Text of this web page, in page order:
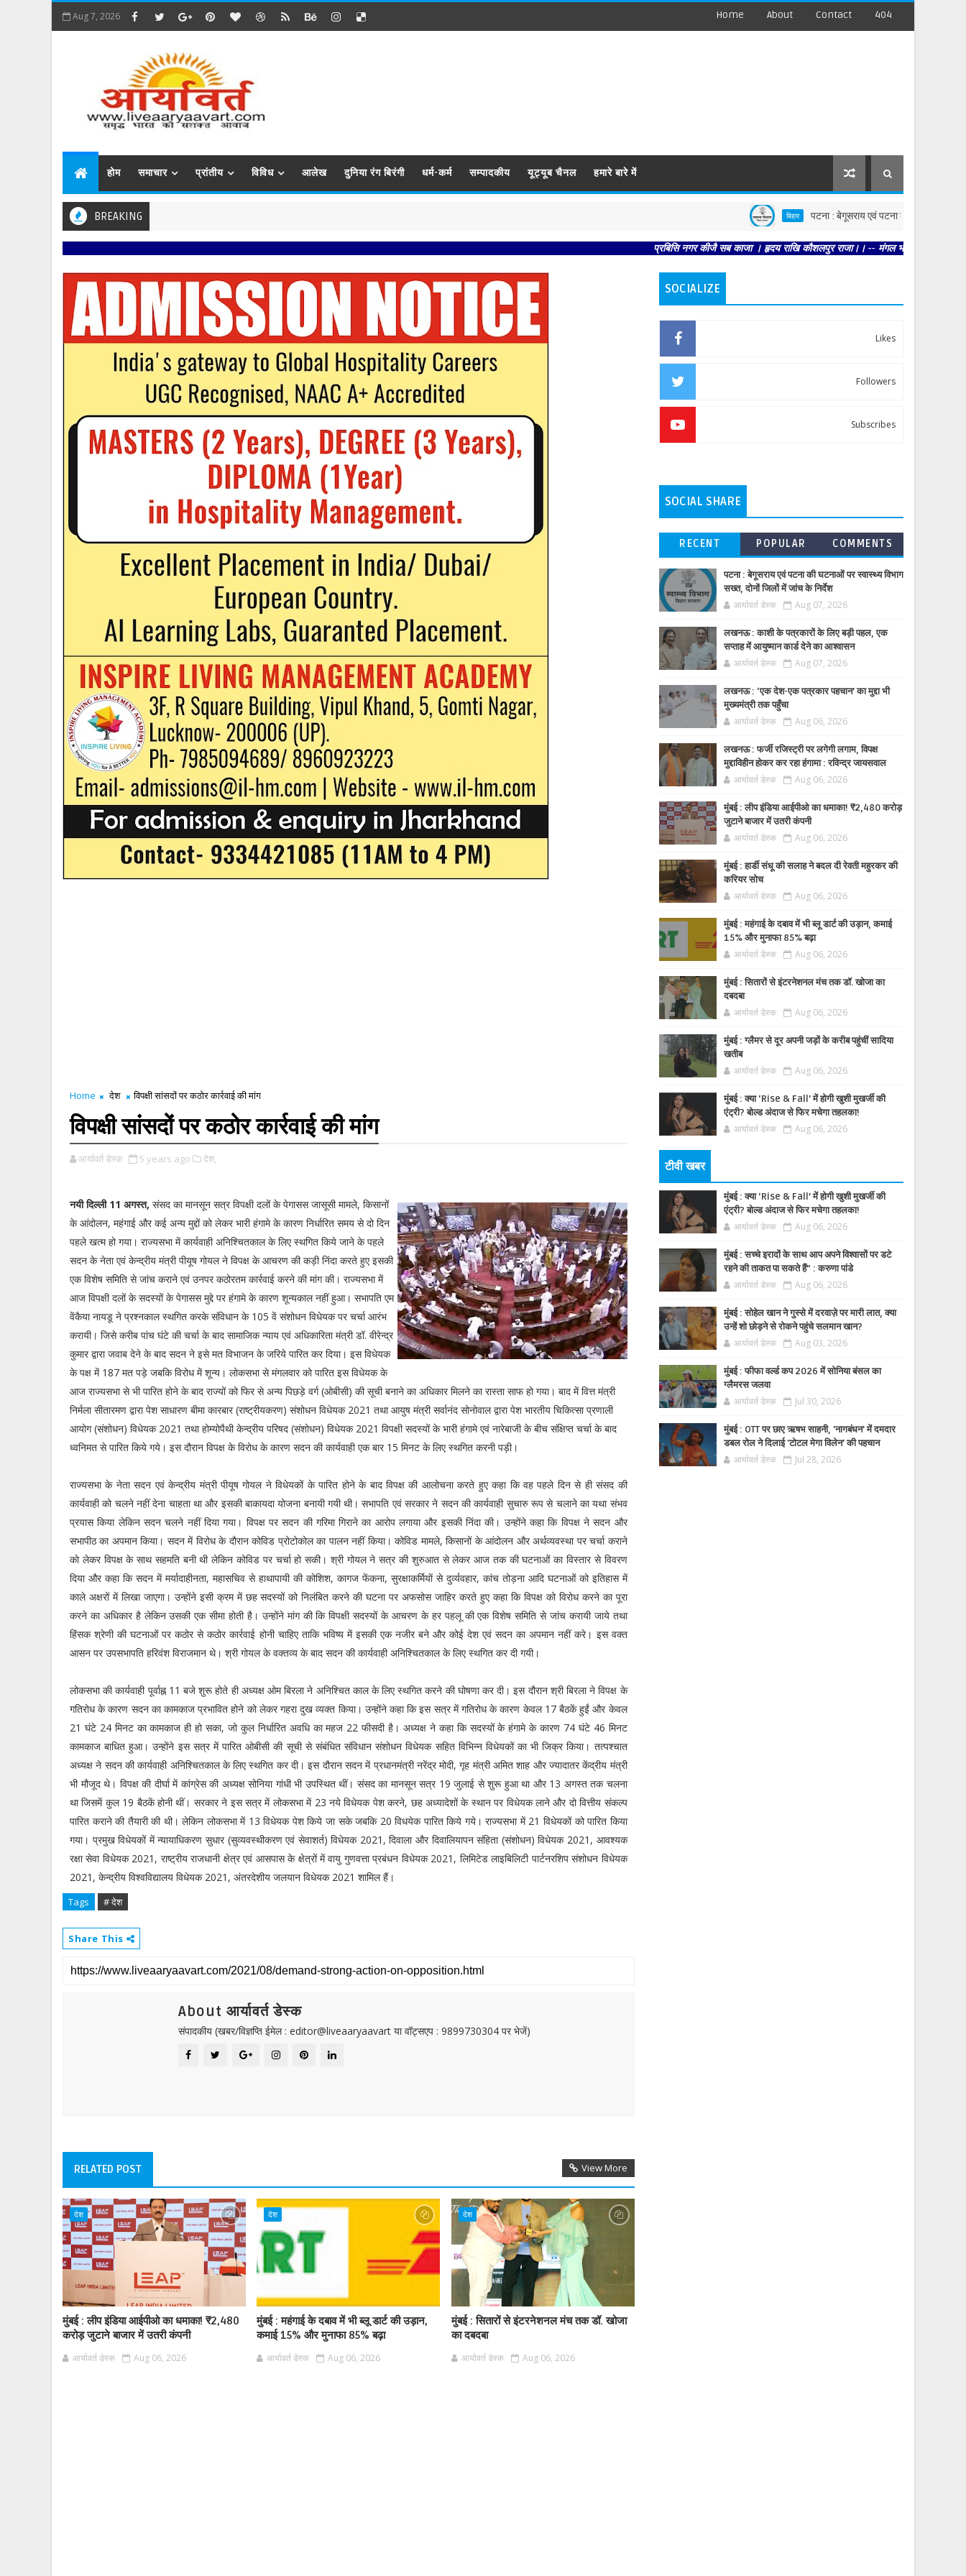
Aug 7, 2026 Home About Contact 404
होम समाचार प्रांतीय विविध आलेख दुनिया रंग बिरंगी धर्म-कर्म सम्पादकीय यूट्यूब चैनल हमारे बारे में
BREAKING बिहार पटना : बेगूसराय एवं पटना की घटनाओं पर स्वास्थ्य
प्रबिसि नगर कीजै सब काजा । हृदय राखि कौशलपुर राजा।। -- मंगल भवन अमंगल हारी। द्रवहु
Home देश विपक्षी सांसदों पर कठोर कार्रवाई की मांग
विपक्षी सांसदों पर कठोर कार्रवाई की मांग
आर्यावर्त डेस्क 5 years ago देश,
नयी दिल्ली 11 अगस्त, संसद का मानसून सत्र विपक्षी दलों के पेगासस जासूसी मामले, किसानों
के आंदोलन, महंगाई और कई अन्य मुद्दों को लेकर भारी हंगामे के कारण निर्धारित समय से दो दिन
पहले खत्म हो गया। राज्यसभा में कार्यवाही अनिश्चितकाल के लिए स्थगित किये जाने के पहले
सदन के नेता एवं केन्द्रीय मंत्री पीयूष गोयल ने विपक्ष के आचरण की कड़ी निंदा करते हुए इसकी
एक विशेष समिति से जांच कराने एवं उनपर कठोरतम कार्रवाई करने की मांग की। राज्यसभा में
आज विपक्षी दलों के सदस्यों के पेगासस मुद्दे पर हंगामे के कारण शून्यकाल नहीं हुआ। सभापति एम
वेंकैया नायडू ने प्रश्नकाल स्थगित करके संविधान के 105 वें संशोधन विधेयक पर चर्चा आरंभ
करायी। जिसे करीब पांच घंटे की चर्चा के बाद सामाजिक न्याय एवं अधिकारिता मंत्री डॉ. वीरेन्द्र
कुमार द्वारा जवाब देने के बाद सदन ने इसे मत विभाजन के जरिये पारित कर दिया। इस विधेयक
के पक्ष में 187 मत पड़े जबकि विरोध में शून्य। लोकसभा से मंगलवार को पारित इस विधेयक के
आज राज्यसभा से भी पारित होने के बाद राज्यों को फिर से अन्य पिछड़े वर्ग (ओबीसी) की सूची बनाने का अधिकार मिलने का रास्ता साफ हो गया। बाद में वित्त मंत्री
निर्मला सीतारमण द्वारा पेश साधारण बीमा कारबार (राष्ट्रीयकरण) संशोधन विधेयक 2021 तथा आयुष मंत्री सर्वानंद सोनोवाल द्वारा पेश भारतीय चिकित्सा प्रणाली
आयोग (संशोधन) विधेयक 2021 तथा होम्योपैथी केन्द्रीय परिषद (संशोधन) विधेयक 2021 विपक्षी सदस्यों के भारी हंगामे एवं नारेबाजी के बीच संक्षिप्त चर्चा के बाद
ध्वनिमत से पारित किये गये। इस दौरान विपक्ष के विरोध के कारण सदन की कार्यवाही एक बार 15 मिनट के लिए स्थगित करनी पड़ी।
राज्यसभा के नेता सदन एवं केन्द्रीय मंत्री पीयूष गोयल ने विधेयकों के पारित होने के बाद विपक्ष की आलोचना करते हुए कहा कि वह पहले दिन से ही संसद की
कार्यवाही को चलने नहीं देना चाहता था और इसकी बाकायदा योजना बनायी गयी थी। सभापति एवं सरकार ने सदन की कार्यवाही सुचारु रूप से चलाने का यथा संभव
प्रयास किया लेकिन सदन चलने नहीं दिया गया। विपक्ष पर सदन की गरिमा गिराने का आरोप लगाया और इसकी निंदा की। उन्होंने कहा कि विपक्ष ने सदन और
सभापीठ का अपमान किया। सदन में विरोध के दौरान कोविड प्रोटोकोल का पालन नहीं किया। कोविड मामले, किसानों के आंदोलन और अर्थव्यवस्था पर चर्चा कराने
काे लेकर विपक्ष के साथ सहमति बनी थी लेकिन कोविड पर चर्चा हो सकी। श्री गोयल ने सत्र की शुरुआत से लेकर आज तक की घटनाओं का विस्तार से विवरण
दिया और कहा कि सदन में मर्यादाहीनता, महासचिव से हाथापायी की कोशिश, कागज फेंकना, सुरक्षाकर्मियाें से दुर्व्यवहार, कांच तोड़ना आदि घटनाओं को इतिहास में
काले अक्षरों में लिखा जाएगा। उन्होंने इसी क्रम में छह सदस्यों को निलंबित करने की घटना पर अफसोस जाहिर करते हुए कहा कि विपक्ष को विरोध करने का पूरा
करने का अधिकार है लेकिन उसकी एक सीमा होती है। उन्होंने मांग की कि विपक्षी सदस्यों के आचरण के हर पहलू की एक विशेष समिति से जांच करायी जाये तथा
हिंसक श्रेणी की घटनाओं पर कठोर से कठोर कार्रवाई होनी चाहिए ताकि भविष्य में इसकी एक नजीर बने और कोई देश एवं सदन का अपमान नहीं करे। इस वक्त
आसन पर उपसभापति हरिवंश विराजमान थे। श्री गोयल के वक्तव्य के बाद सदन की कार्यवाही अनिश्चितकाल के लिए स्थगित कर दी गयी।
लोकसभा की कार्यवाही पूर्वाह्न 11 बजे शुरू होते ही अध्यक्ष ओम बिरला ने अनिश्चित काल के लिए स्थगित करने की घोषणा कर दी। इस दौरान श्री बिरला ने विपक्ष के
गतिरोध के कारण सदन का कामकाज प्रभावित होने को लेकर गहरा दुख व्यक्त किया। उन्होंने कहा कि इस सत्र में गतिरोध के कारण केवल 17 बैठकें हुईं और केवल
21 घंटे 24 मिनट का कामकाज ही हो सका, जो कुल निर्धारित अवधि का महज 22 फीसदी है। अध्यक्ष ने कहा कि सदस्यों के हंगामे के कारण 74 घंटे 46 मिनट
कामकाज बाधित हुआ। उन्होंने इस सत्र में पारित ओबीसी की सूची से संबंधित संविधान संशोधन विधेयक सहित विभिन्न विधेयकों का भी जिक्र किया। तत्पश्चात
अध्यक्ष ने सदन की कार्यवाही अनिश्चितकाल के लिए स्थगित कर दी। इस दौरान सदन में प्रधानमंत्री नरेंद्र मोदी, गृह मंत्री अमित शाह और ज्यादातर केंद्रीय मंत्री
भी मौजूद थे। विपक्ष की दीर्घा में कांग्रेस की अध्यक्ष सोनिया गांधी भी उपस्थित थीं। संसद का मानसून सत्र 19 जुलाई से शुरू हुआ था और 13 अगस्त तक चलना
था जिसमें कुल 19 बैठकें होनी थीं। सरकार ने इस सत्र में लोकसभा में 23 नये विधेयक पेश करने, छह अध्यादेशों के स्थान पर विधेयक लाने और दो वित्तीय संकल्प
पारित कराने की तैयारी की थी। लेकिन लोकसभा में 13 विधेयक पेश किये जा सके जबकि 20 विधयेक पारित किये गये। राज्यसभा में 21 विधेयकों को पारित किया
गया। प्रमुख विधेयकों में न्यायाधिकरण सुधार (सुव्यवस्थीकरण एवं सेवाशर्त) विधेयक 2021, दिवाला और दिवालियापन संहिता (संशोधन) विधेयक 2021, आवश्यक
रक्षा सेवा विधेयक 2021, राष्ट्रीय राजधानी क्षेत्र एवं आसपास के क्षेत्रों में वायु गुणवत्ता प्रबंधन विधेयक 2021, लिमिटेड लाइबिलिटी पार्टनरशिप संशोधन विधेयक
2021, केन्द्रीय विश्वविद्यालय विधेयक 2021, अंतरदेशीय जलयान विधेयक 2021 शामिल हैं।
Tags # देश
Share This
About आर्यावर्त डेस्क
संपादकीय (खबर/विज्ञप्ति ईमेल : editor@liveaaryaavart या वॉट्सएप : 9899730304 पर भेजें)
RELATED POST View More
देश
मुंबई : लीप इंडिया आईपीओ का धमाका! ₹2,480
करोड़ जुटाने बाजार में उतरी कंपनी
आर्यावर्त डेस्क Aug 06, 2026
देश
मुंबई : महंगाई के दबाव में भी ब्लू डार्ट की उड़ान,
कमाई 15% और मुनाफा 85% बढ़ा
आर्यावर्त डेस्क Aug 06, 2026
देश
मुंबई : सितारों से इंटरनेशनल मंच तक डॉ. खोजा
का दबदबा
आर्यावर्त डेस्क Aug 06, 2026
SOCIALIZE
Likes
Followers
Subscribes
SOCIAL SHARE
RECENT POPULAR COMMENTS
पटना : बेगूसराय एवं पटना की घटनाओं पर स्वास्थ्य विभाग
सख्त, दोनों जिलों में जांच के निर्देश
आर्यावर्त डेस्क Aug 07, 2026
लखनऊ : काशी के पत्रकारों के लिए बड़ी पहल, एक
सप्ताह में आयुष्मान कार्ड देने का आश्वासन
आर्यावर्त डेस्क Aug 07, 2026
लखनऊ : ‘एक देश-एक पत्रकार पहचान’ का मुद्दा भी
मुख्यमंत्री तक पहुँचा
आर्यावर्त डेस्क Aug 06, 2026
लखनऊ : फर्जी रजिस्ट्री पर लगेगी लगाम, विपक्ष
मुद्दाविहीन होकर कर रहा हंगामा : रविन्द्र जायसवाल
आर्यावर्त डेस्क Aug 06, 2026
मुंबई : लीप इंडिया आईपीओ का धमाका! ₹2,480 करोड़
जुटाने बाजार में उतरी कंपनी
आर्यावर्त डेस्क Aug 06, 2026
मुंबई : हार्डी संधू की सलाह ने बदल दी रेवती महुरकर की
करियर सोच
आर्यावर्त डेस्क Aug 06, 2026
मुंबई : महंगाई के दबाव में भी ब्लू डार्ट की उड़ान, कमाई
15% और मुनाफा 85% बढ़ा
आर्यावर्त डेस्क Aug 06, 2026
मुंबई : सितारों से इंटरनेशनल मंच तक डॉ. खोजा का
दबदबा
आर्यावर्त डेस्क Aug 06, 2026
मुंबई : ग्लैमर से दूर अपनी जड़ों के करीब पहुंचीं सादिया
खतीब
आर्यावर्त डेस्क Aug 06, 2026
मुंबई : क्या ‘Rise & Fall’ में होगी खुशी मुखर्जी की
एंट्री? बोल्ड अंदाज से फिर मचेगा तहलका!
आर्यावर्त डेस्क Aug 06, 2026
टीवी खबर
मुंबई : क्या ‘Rise & Fall’ में होगी खुशी मुखर्जी की
एंट्री? बोल्ड अंदाज से फिर मचेगा तहलका!
आर्यावर्त डेस्क Aug 06, 2026
मुंबई : सच्चे इरादों के साथ आप अपने विश्वासों पर डटे
रहने की ताकत पा सकते हैं” : करुणा पांडे
आर्यावर्त डेस्क Aug 06, 2026
मुंबई : सोहेल खान ने गुस्से में दरवाज़े पर मारी लात, क्या
उन्हें शो छोड़ने से रोकने पहुंचे सलमान खान?
आर्यावर्त डेस्क Aug 03, 2026
मुंबई : फीफा वर्ल्ड कप 2026 में सोनिया बंसल का
ग्लैमरस जलवा
आर्यावर्त डेस्क Jul 30, 2026
मुंबई : OTT पर छाए ऋषभ साहनी, 'नागबंधन' में दमदार
डबल रोल ने दिलाई 'टोटल मेगा विलेन' की पहचान
आर्यावर्त डेस्क Jul 28, 2026